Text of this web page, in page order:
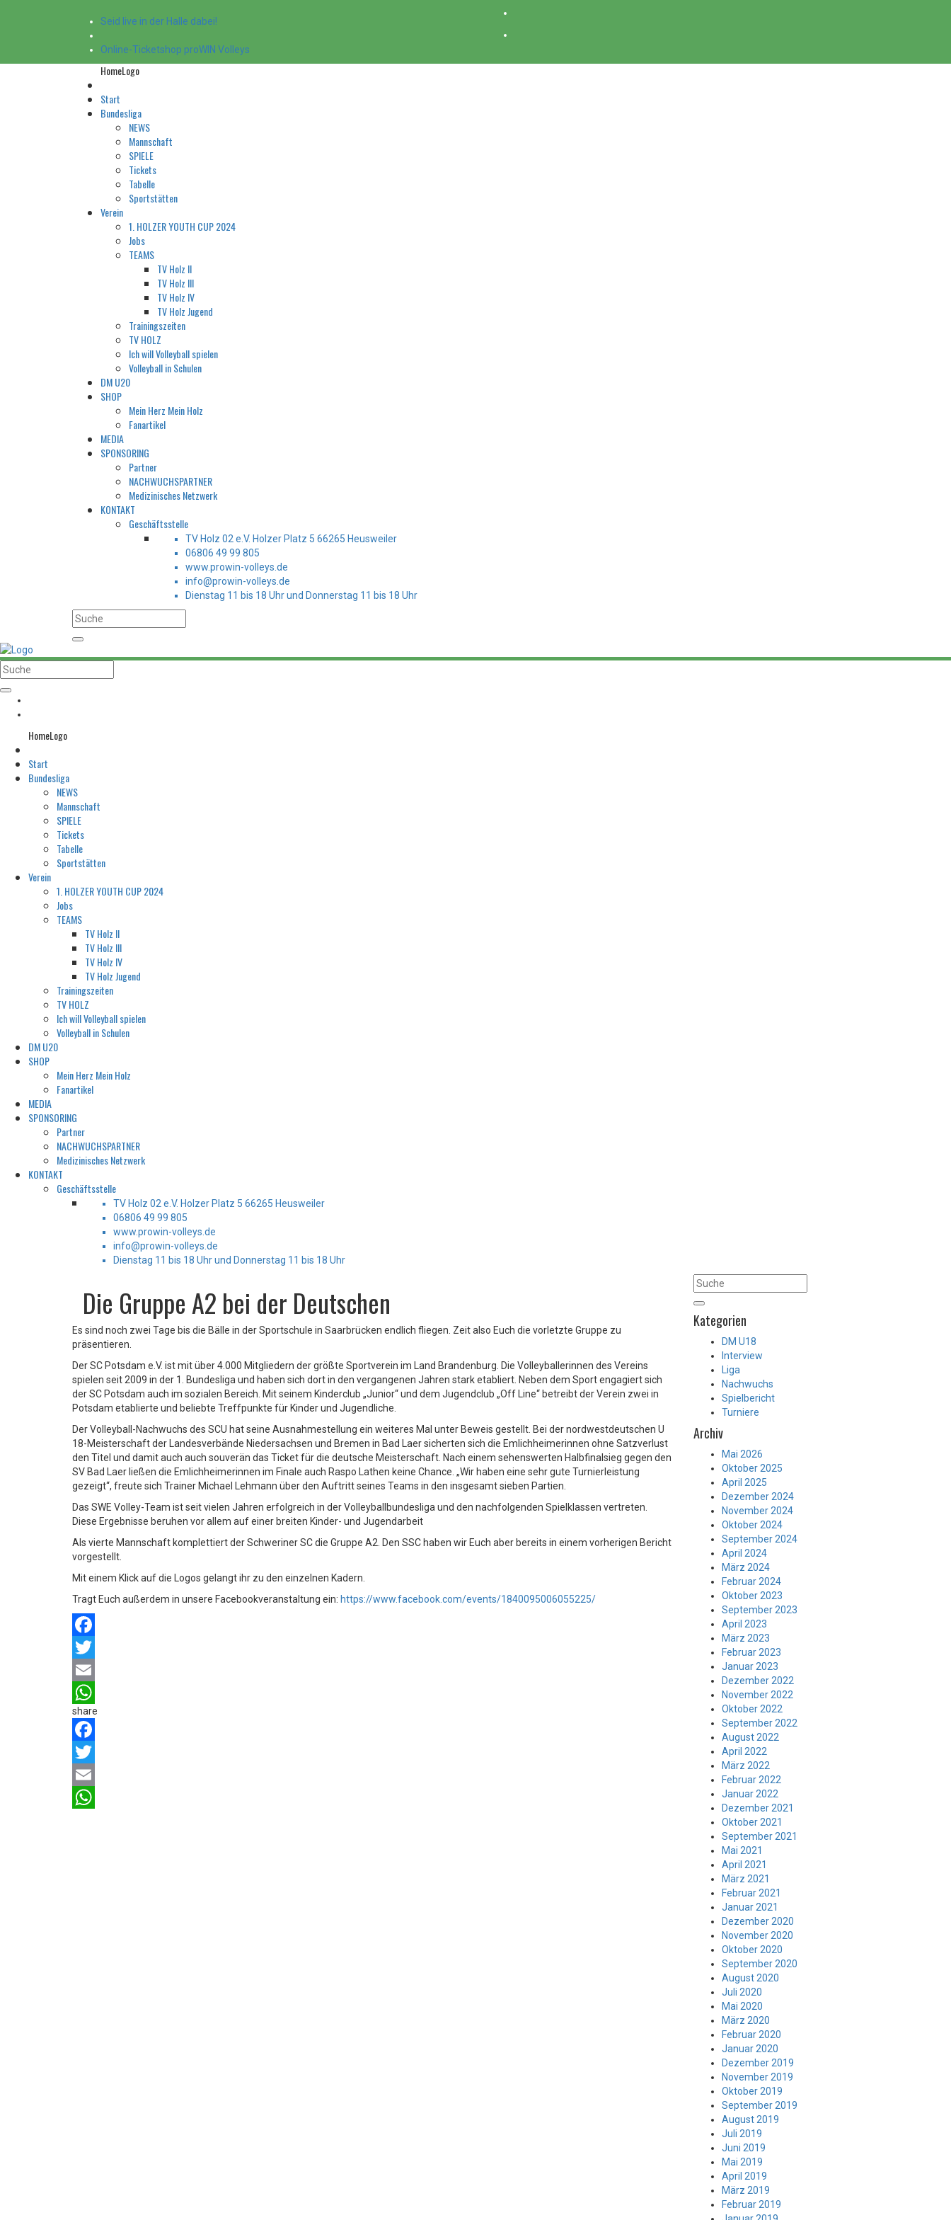
Seid live in der Halle dabei!
Online-Ticketshop proWIN Volleys
HomeLogo
Start
Bundesliga
NEWS
Mannschaft
SPIELE
Tickets
Tabelle
Sportstätten
Verein
1. HOLZER YOUTH CUP 2024
Jobs
TEAMS
TV Holz II
TV Holz III
TV Holz IV
TV Holz Jugend
Trainingszeiten
TV HOLZ
Ich will Volleyball spielen
Volleyball in Schulen
DM U20
SHOP
Mein Herz Mein Holz
Fanartikel
MEDIA
SPONSORING
Partner
NACHWUCHSPARTNER
Medizinisches Netzwerk
KONTAKT
Geschäftsstelle
TV Holz 02 e.V. Holzer Platz 5 66265 Heusweiler
06806 49 99 805
www.prowin-volleys.de
info@prowin-volleys.de
Dienstag 11 bis 18 Uhr und Donnerstag 11 bis 18 Uhr
HomeLogo
Start
Bundesliga
NEWS
Mannschaft
SPIELE
Tickets
Tabelle
Sportstätten
Verein
1. HOLZER YOUTH CUP 2024
Jobs
TEAMS
TV Holz II
TV Holz III
TV Holz IV
TV Holz Jugend
Trainingszeiten
TV HOLZ
Ich will Volleyball spielen
Volleyball in Schulen
DM U20
SHOP
Mein Herz Mein Holz
Fanartikel
MEDIA
SPONSORING
Partner
NACHWUCHSPARTNER
Medizinisches Netzwerk
KONTAKT
Geschäftsstelle
TV Holz 02 e.V. Holzer Platz 5 66265 Heusweiler
06806 49 99 805
www.prowin-volleys.de
info@prowin-volleys.de
Dienstag 11 bis 18 Uhr und Donnerstag 11 bis 18 Uhr
Die Gruppe A2 bei der Deutschen
Es sind noch zwei Tage bis die Bälle in der Sportschule in Saarbrücken endlich fliegen. Zeit also Euch die vorletzte Gruppe zu
präsentieren.
Der SC Potsdam e.V. ist mit über 4.000 Mitgliedern der größte Sportverein im Land Brandenburg. Die Volleyballerinnen des Vereins
spielen seit 2009 in der 1. Bundesliga und haben sich dort in den vergangenen Jahren stark etabliert. Neben dem Sport engagiert sich
der SC Potsdam auch im sozialen Bereich. Mit seinem Kinderclub „Junior“ und dem Jugendclub „Off Line“ betreibt der Verein zwei in
Potsdam etablierte und beliebte Treffpunkte für Kinder und Jugendliche.
Der Volleyball-Nachwuchs des SCU hat seine Ausnahmestellung ein weiteres Mal unter Beweis gestellt. Bei der nordwestdeutschen U
18-Meisterschaft der Landesverbände Niedersachsen und Bremen in Bad Laer sicherten sich die Emlichheimerinnen ohne Satzverlust
den Titel und damit auch auch souverän das Ticket für die deutsche Meisterschaft. Nach einem sehenswerten Halbfinalsieg gegen den
SV Bad Laer ließen die Emlichheimerinnen im Finale auch Raspo Lathen keine Chance. „Wir haben eine sehr gute Turnierleistung
gezeigt“, freute sich Trainer Michael Lehmann über den Auftritt seines Teams in den insgesamt sieben Partien.
Das SWE Volley-Team ist seit vielen Jahren erfolgreich in der Volleyballbundesliga und den nachfolgenden Spielklassen vertreten.
Diese Ergebnisse beruhen vor allem auf einer breiten Kinder- und Jugendarbeit
Als vierte Mannschaft komplettiert der Schweriner SC die Gruppe A2. Den SSC haben wir Euch aber bereits in einem vorherigen Bericht
vorgestellt.
Mit einem Klick auf die Logos gelangt ihr zu den einzelnen Kadern.
Tragt Euch außerdem in unsere Facebookveranstaltung ein: https://www.facebook.com/events/1840095006055225/
Facebook
Twitter
Email
WhatsApp
share
Facebook
Twitter
Email
Kategorien
DM U18
Interview
Liga
Nachwuchs
Spielbericht
Turniere
Archiv
Mai 2026
Oktober 2025
April 2025
Dezember 2024
November 2024
Oktober 2024
September 2024
April 2024
März 2024
Februar 2024
Oktober 2023
September 2023
April 2023
März 2023
Februar 2023
Januar 2023
Dezember 2022
November 2022
Oktober 2022
September 2022
August 2022
April 2022
März 2022
Februar 2022
Januar 2022
Dezember 2021
Oktober 2021
September 2021
Mai 2021
April 2021
März 2021
Februar 2021
Januar 2021
Dezember 2020
November 2020
Oktober 2020
September 2020
August 2020
Juli 2020
Mai 2020
März 2020
Februar 2020
Januar 2020
Dezember 2019
November 2019
Oktober 2019
September 2019
August 2019
Juli 2019
Juni 2019
Mai 2019
April 2019
März 2019
Februar 2019